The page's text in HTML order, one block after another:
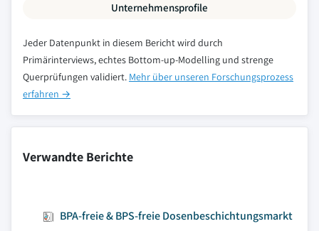
Unternehmensprofile
Jeder Datenpunkt in diesem Bericht wird durch
Primärinterviews, echtes Bottom-up-Modelling und strenge
Querprüfungen validiert. Mehr über unseren Forschungsprozess
erfahren →
Verwandte Berichte
BPA-freie & BPS-freie Dosenbeschichtungsmarkt